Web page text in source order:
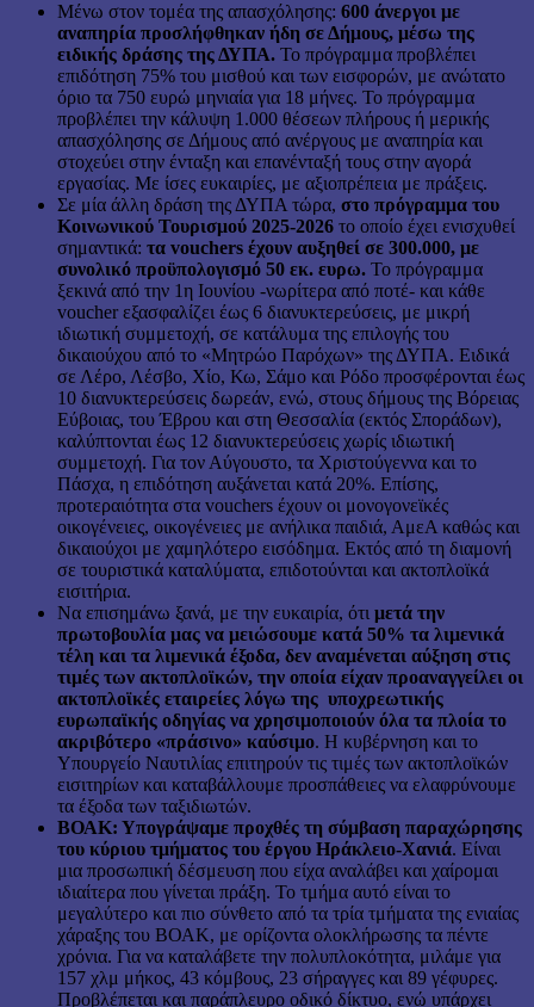
Μένω στον τομέα της απασχόλησης: 600 άνεργοι με
αναπηρία προσλήφθηκαν ήδη σε Δήμους, μέσω της
ειδικής δράσης της ΔΥΠΑ. Το πρόγραμμα προβλέπει
επιδότηση 75% του μισθού και των εισφορών, με ανώτατο
όριο τα 750 ευρώ μηνιαία για 18 μήνες. Το πρόγραμμα
προβλέπει την κάλυψη 1.000 θέσεων πλήρους ή μερικής
απασχόλησης σε Δήμους από ανέργους με αναπηρία και
στοχεύει στην ένταξη και επανένταξή τους στην αγορά
εργασίας. Με ίσες ευκαιρίες, με αξιοπρέπεια με πράξεις.
Σε μία άλλη δράση της ΔΥΠΑ τώρα, στο πρόγραμμα του
Κοινωνικού Τουρισμού 2025-2026 το οποίο έχει ενισχυθεί
σημαντικά: τα vouchers έχουν αυξηθεί σε 300.000, με
συνολικό προϋπολογισμό 50 εκ. ευρω. Το πρόγραμμα
ξεκινά από την 1η Ιουνίου -νωρίτερα από ποτέ- και κάθε
voucher εξασφαλίζει έως 6 διανυκτερεύσεις, με μικρή
ιδιωτική συμμετοχή, σε κατάλυμα της επιλογής του
δικαιούχου από το «Μητρώο Παρόχων» της ΔΥΠΑ. Ειδικά
σε Λέρο, Λέσβο, Χίο, Κω, Σάμο και Ρόδο προσφέρονται έως
10 διανυκτερεύσεις δωρεάν, ενώ, στους δήμους της Βόρειας
Εύβοιας, του Έβρου και στη Θεσσαλία (εκτός Σποράδων),
καλύπτονται έως 12 διανυκτερεύσεις χωρίς ιδιωτική
συμμετοχή. Για τον Αύγουστο, τα Χριστούγεννα και το
Πάσχα, η επιδότηση αυξάνεται κατά 20%. Επίσης,
προτεραιότητα στα vouchers έχουν οι μονογονεϊκές
οικογένειες, οικογένειες με ανήλικα παιδιά, ΑμεΑ καθώς και
δικαιούχοι με χαμηλότερο εισόδημα. Εκτός από τη διαμονή
σε τουριστικά καταλύματα, επιδοτούνται και ακτοπλοϊκά
εισιτήρια.
Να επισημάνω ξανά, με την ευκαιρία, ότι μετά την
πρωτοβουλία μας να μειώσουμε κατά 50% τα λιμενικά
τέλη και τα λιμενικά έξοδα, δεν αναμένεται αύξηση στις
τιμές των ακτοπλοϊκών, την οποία είχαν προαναγγείλει οι
ακτοπλοϊκές εταιρείες λόγω της υποχρεωτικής
ευρωπαϊκής οδηγίας να χρησιμοποιούν όλα τα πλοία το
ακριβότερο «πράσινο» καύσιμο. Η κυβέρνηση και το
Υπουργείο Ναυτιλίας επιτηρούν τις τιμές των ακτοπλοϊκών
εισιτηρίων και καταβάλλουμε προσπάθειες να ελαφρύνουμε
τα έξοδα των ταξιδιωτών.
ΒΟΑΚ: Υπογράψαμε προχθές τη σύμβαση παραχώρησης
του κύριου τμήματος του έργου Ηράκλειο-Χανιά. Είναι
μια προσωπική δέσμευση που είχα αναλάβει και χαίρομαι
ιδιαίτερα που γίνεται πράξη. Το τμήμα αυτό είναι το
μεγαλύτερο και πιο σύνθετο από τα τρία τμήματα της ενιαίας
χάραξης του ΒΟΑΚ, με ορίζοντα ολοκλήρωσης τα πέντε
χρόνια. Για να καταλάβετε την πολυπλοκότητα, μιλάμε για
157 χλμ μήκος, 43 κόμβους, 23 σήραγγες και 89 γέφυρες.
Προβλέπεται και παράπλευρο οδικό δίκτυο, ενώ υπάρχει